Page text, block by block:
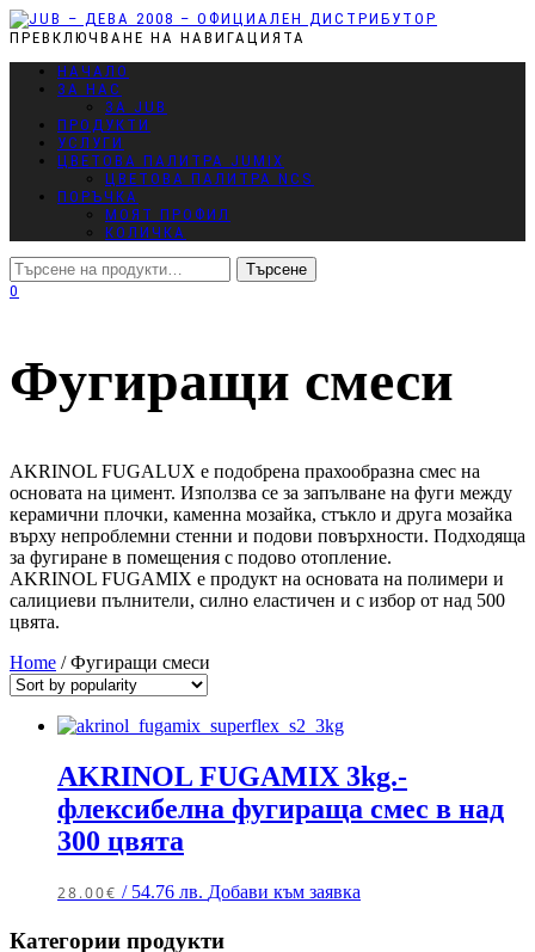
ПРЕВКЛЮЧВАНЕ НА НАВИГАЦИЯТА
НАЧАЛО
ЗА НАС
ЗА JUB
ПРОДУКТИ
УСЛУГИ
ЦВЕТОВА ПАЛИТРА JUMIX
ЦВЕТОВА ПАЛИТРА NCS
ПОРЪЧКА
МОЯТ ПРОФИЛ
КОЛИЧКА
0
Фугиращи смеси
AKRINOL FUGALUX е подобрена прахообразна смес на
основата на цимент. Използва се за запълване на фуги между
керамични плочки, каменна мозайка, стъкло и друга мозайка
върху непроблемни стенни и подови повърхности. Подходяща
за фугиране в помещения с подово отопление.
AKRINOL FUGAMIX е продукт на основата на полимери и
салициеви пълнители, силно еластичен и с избор от над 500
цвята.
Home / Фугиращи смеси
AKRINOL FUGAMIX 3kg.-
флексибелна фугираща смес в над
300 цвята
28.00€ / 54.76 лв. Добави към заявка
Категории продукти